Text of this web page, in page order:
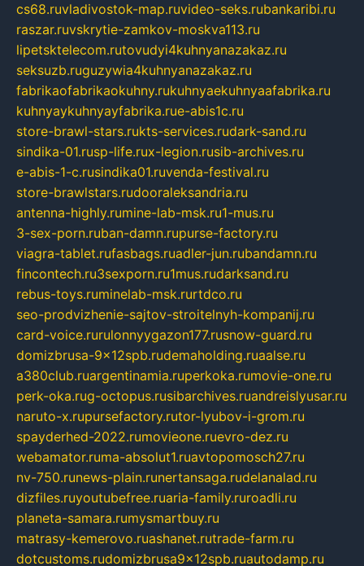
cs68.ruvladivostok-map.ruvideo-seks.rubankaribi.ru
raszar.ruvskrytie-zamkov-moskva113.ru
lipetsktelecom.rutovudyi4kuhnyanazakaz.ru
seksuzb.ruguzywia4kuhnyanazakaz.ru
fabrikaofabrikaokuhny.rukuhnyaekuhnyaafabrika.ru
kuhnyaykuhnyayfabrika.rue-abis1c.ru
store-brawl-stars.rukts-services.rudark-sand.ru
sindika-01.rusp-life.rux-legion.rusib-archives.ru
e-abis-1-c.rusindika01.ruvenda-festival.ru
store-brawlstars.rudooraleksandria.ru
antenna-highly.rumine-lab-msk.ru1-mus.ru
3-sex-porn.ruban-damn.rupurse-factory.ru
viagra-tablet.rufasbags.ruadler-jun.rubandamn.ru
fincontech.ru3sexporn.ru1mus.rudarksand.ru
rebus-toys.ruminelab-msk.rurtdco.ru
seo-prodvizhenie-sajtov-stroitelnyh-kompanij.ru
card-voice.rurulonnyygazon177.rusnow-guard.ru
domizbrusa-9x12spb.rudemaholding.ruaalse.ru
a380club.ruargentinamia.ruperkoka.rumovie-one.ru
perk-oka.rug-octopus.rusibarchives.ruandreislyusar.ru
naruto-x.rupursefactory.rutor-lyubov-i-grom.ru
spayderhed-2022.rumovieone.ruevro-dez.ru
webamator.ruma-absolut1.ruavtopomosch27.ru
nv-750.runews-plain.runertansaga.rudelanalad.ru
dizfiles.ruyoutubefree.ruaria-family.ruroadli.ru
planeta-samara.rumysmartbuy.ru
matrasy-kemerovo.ruashanet.rutrade-farm.ru
dotcustoms.rudomizbrusa9x12spb.ruautodamp.ru